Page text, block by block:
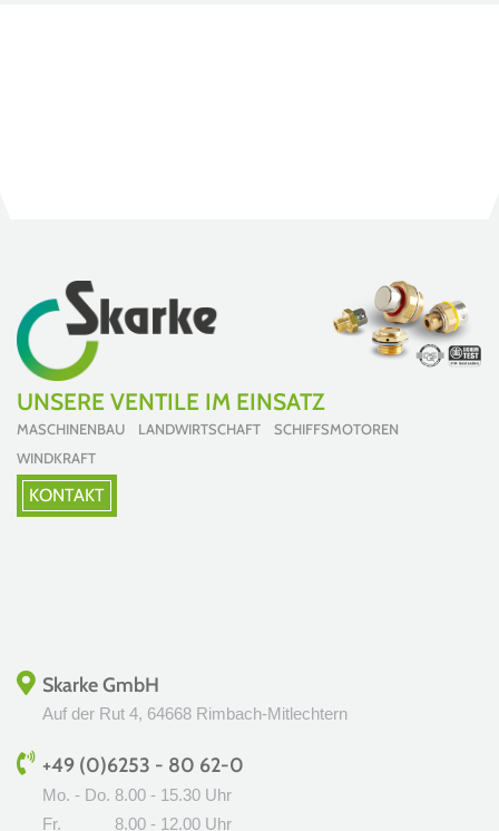
UNSERE VENTILE IM EINSATZ
MASCHINENBAU LANDWIRTSCHAFT SCHIFFSMOTOREN
WINDKRAFT
KONTAKT
Skarke GmbH
Auf der Rut 4, 64668 Rimbach-Mitlechtern
+49 (0)6253 - 80 62-0
Mo. - Do. 8.00 - 15.30 Uhr
Fr.
8.00 - 12.00 Uhr